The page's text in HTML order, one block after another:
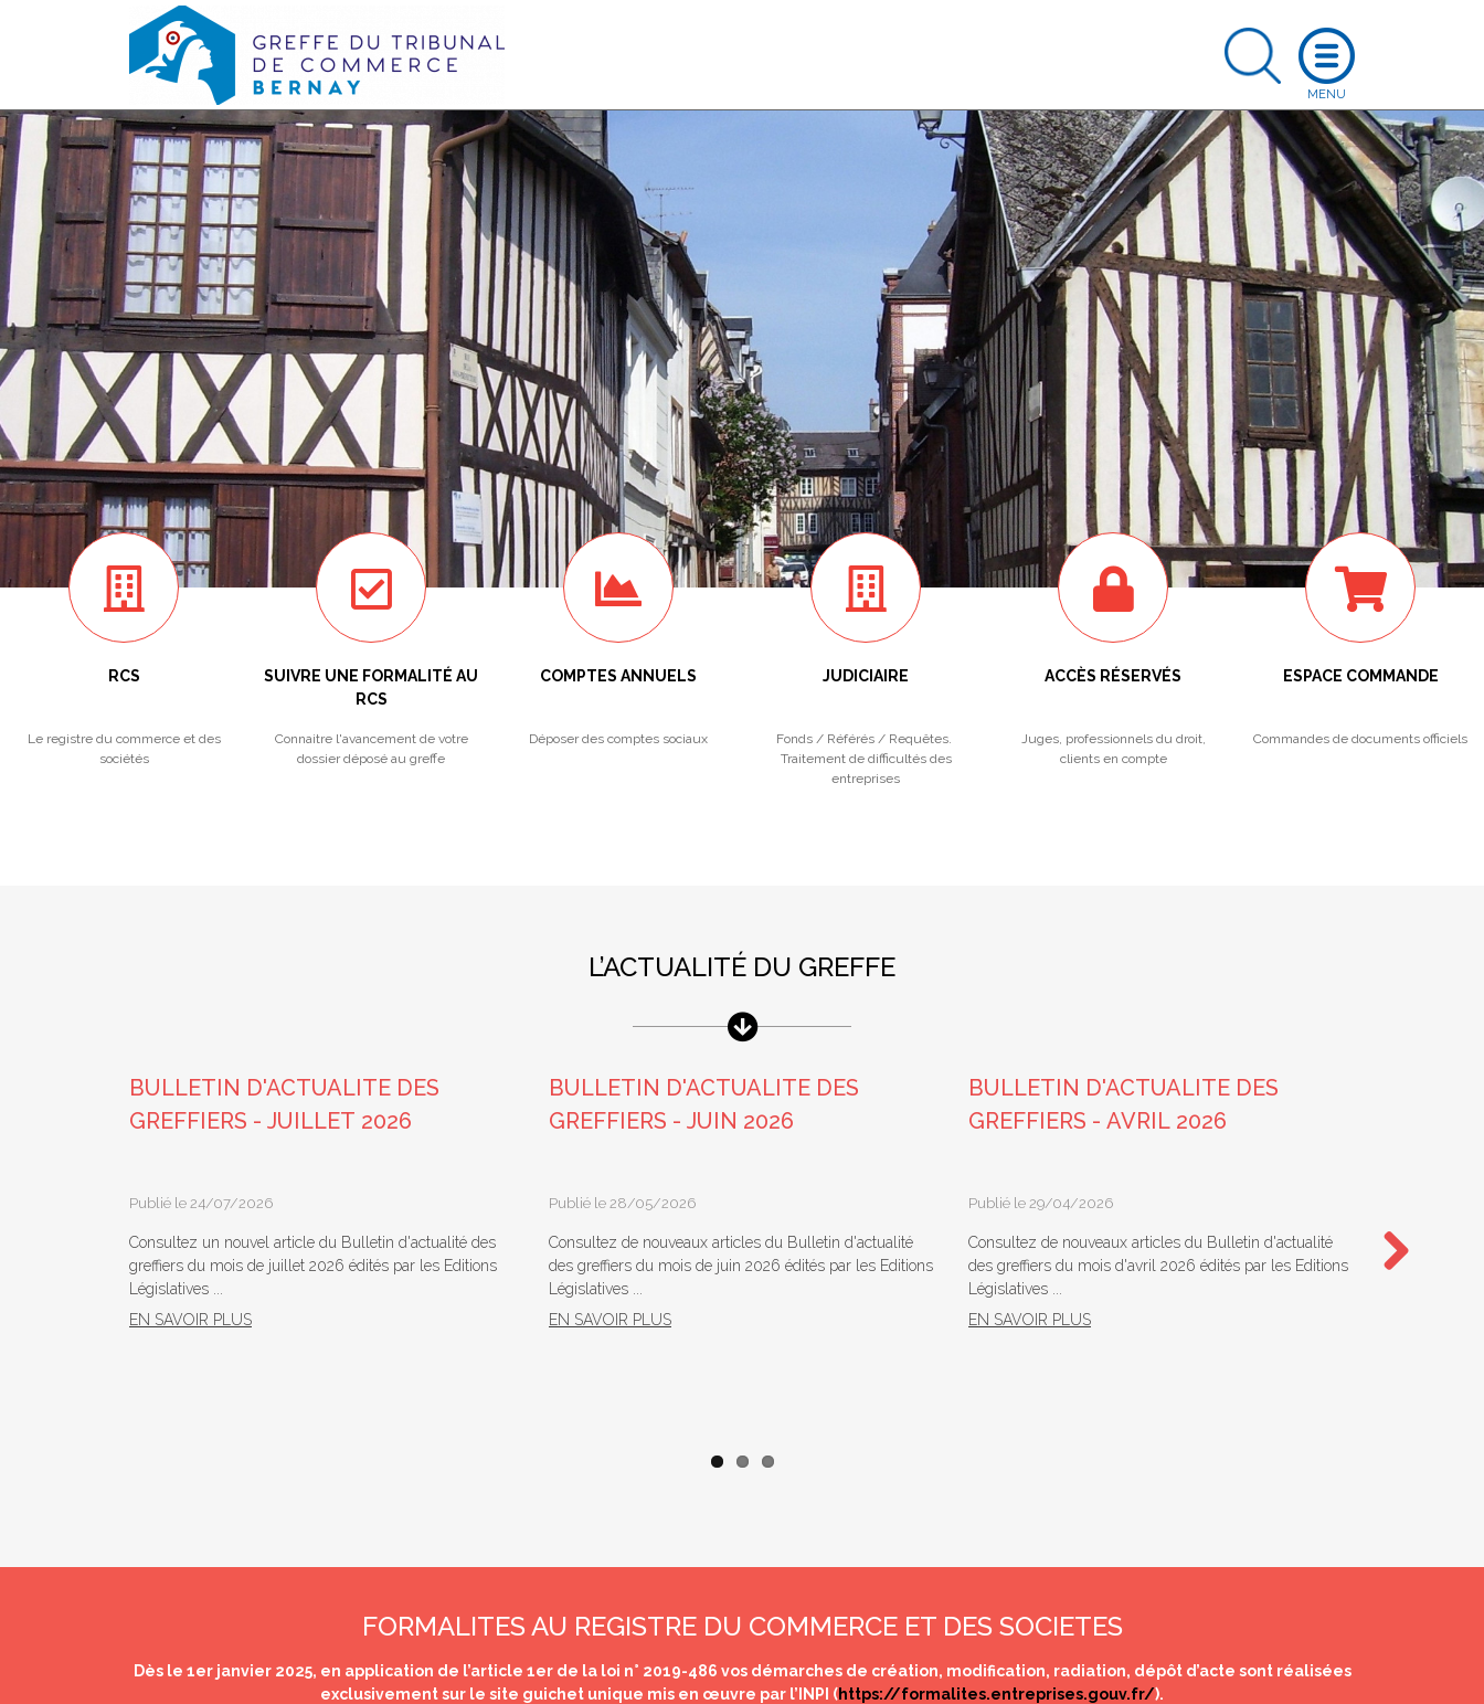
RCS
Le registre du commerce et des
sociétés
SUIVRE UNE FORMALITÉ AU
RCS
Connaitre l'avancement de votre
dossier déposé au greffe
COMPTES ANNUELS
Déposer des comptes sociaux
JUDICIAIRE
Fonds / Référés / Requêtes.
Traitement de difficultés des
entreprises
ACCÈS RÉSERVÉS
Juges, professionnels du droit,
clients en compte
ESPACE COMMANDE
Commandes de documents officiels
L’ACTUALITÉ DU GREFFE
BULLETIN D'ACTUALITE DES
GREFFIERS - JUILLET 2026
Publié le 24/07/2026
Consultez un nouvel article du Bulletin d'actualité des
greffiers du mois de juillet 2026 édités par les Editions
Législatives ...
EN SAVOIR PLUS
BULLETIN D'ACTUALITE DES
GREFFIERS - JUIN 2026
Publié le 28/05/2026
Consultez de nouveaux articles du Bulletin d'actualité
des greffiers du mois de juin 2026 édités par les Editions
Législatives ...
EN SAVOIR PLUS
BULLETIN D'ACTUALITE DES
GREFFIERS - AVRIL 2026
Publié le 29/04/2026
Consultez de nouveaux articles du Bulletin d'actualité
des greffiers du mois d'avril 2026 édités par les Editions
Législatives ...
EN SAVOIR PLUS
Consultez
des greffiers
FORMALITES AU REGISTRE DU COMMERCE ET DES SOCIETES
Dès le 1er janvier 2025, en application de l’article 1er de la loi n° 2019-486 vos démarches de création, modification, radiation, dépôt d’acte sont réalisées
exclusivement sur le site guichet unique mis en œuvre par l’INPI (https://formalites.entreprises.gouv.fr/).